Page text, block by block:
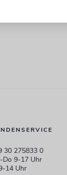
30 275833 0
Do 9-17 Uhr
14 Uhr